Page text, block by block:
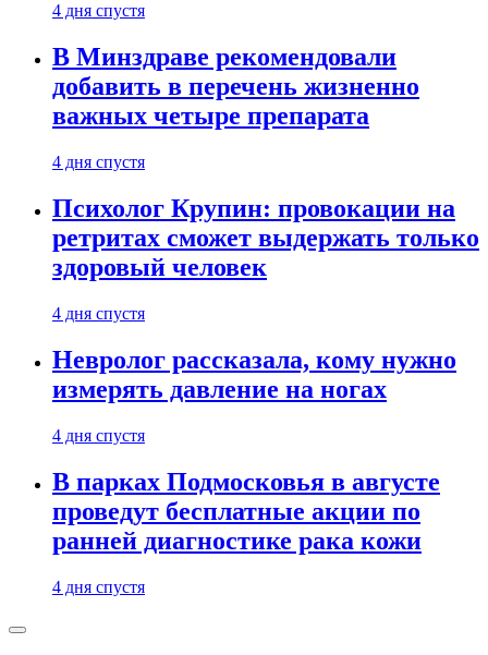
4 дня спустя
В Минздраве рекомендовали
добавить в перечень жизненно
важных четыре препарата
4 дня спустя
Психолог Крупин: провокации на
ретритах сможет выдержать только
здоровый человек
4 дня спустя
Невролог рассказала, кому нужно
измерять давление на ногах
4 дня спустя
В парках Подмосковья в августе
проведут бесплатные акции по
ранней диагностике рака кожи
4 дня спустя